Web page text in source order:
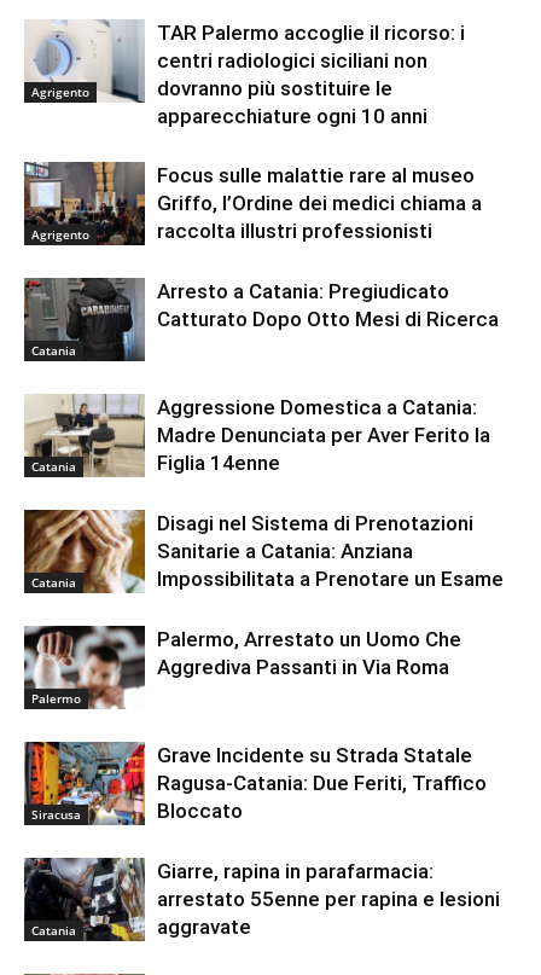
Agrigento
TAR Palermo accoglie il ricorso: i
centri radiologici siciliani non
dovranno più sostituire le
apparecchiature ogni 10 anni
Agrigento
Focus sulle malattie rare al museo
Griffo, l’Ordine dei medici chiama a
raccolta illustri professionisti
Catania
Arresto a Catania: Pregiudicato
Catturato Dopo Otto Mesi di Ricerca
Catania
Aggressione Domestica a Catania:
Madre Denunciata per Aver Ferito la
Figlia 14enne
Catania
Disagi nel Sistema di Prenotazioni
Sanitarie a Catania: Anziana
Impossibilitata a Prenotare un Esame
Palermo
Palermo, Arrestato un Uomo Che
Aggrediva Passanti in Via Roma
Siracusa
Grave Incidente su Strada Statale
Ragusa-Catania: Due Feriti, Traffico
Bloccato
Catania
Giarre, rapina in parafarmacia:
arrestato 55enne per rapina e lesioni
aggravate